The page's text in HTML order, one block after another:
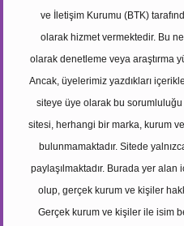
ve İletişim Kurumu (BTK)
olarak hizmet vermektedir. Bu
olarak denetleme veya araştırma
Ancak, üyelerimiz yazdıkları
siteye üye olarak bu sorumluluğu
sitesi, herhangi bir marka, kurum
bulunmamaktadır. Sitede
paylaşılmaktadır. Burada yer
olup, gerçek kurum ve kişiler
Gerçek kurum ve kişiler ile isim